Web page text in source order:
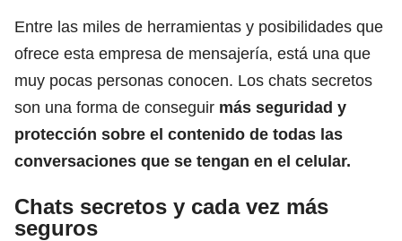
Entre las miles de herramientas y posibilidades que
ofrece esta empresa de mensajería, está una que
muy pocas personas conocen. Los chats secretos
son una forma de conseguir más seguridad y
protección sobre el contenido de todas las
conversaciones que se tengan en el celular.
Chats secretos y cada vez más
seguros